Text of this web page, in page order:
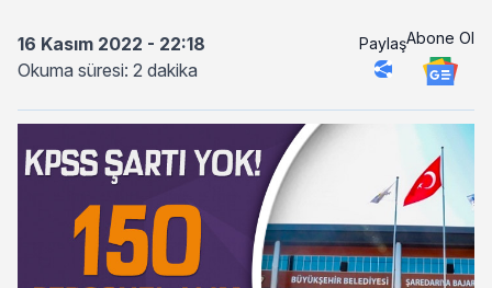
16 Kasım 2022 - 22:18
Okuma süresi: 2 dakika
PaylaşAbone Ol